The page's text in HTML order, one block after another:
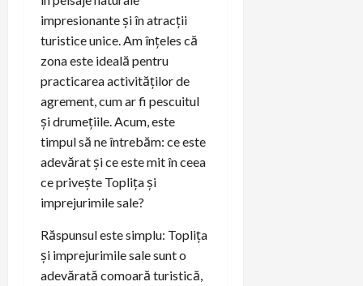
impresionante și în atracții
turistice unice. Am înțeles că
zona este ideală pentru
practicarea activităților de
agrement, cum ar fi pescuitul
și drumețiile. Acum, este
timpul să ne întrebăm: ce este
adevărat și ce este mit în ceea
ce privește Toplița și
imprejurimile sale?
Răspunsul este simplu: Toplița
și imprejurimile sale sunt o
adevărată comoară turistică,